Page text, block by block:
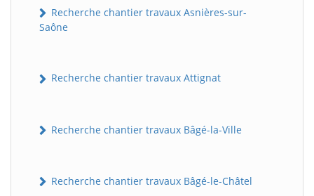
Recherche chantier travaux Asnières-sur-
Saône
Recherche chantier travaux Attignat
Recherche chantier travaux Bâgé-la-Ville
Recherche chantier travaux Bâgé-le-Châtel